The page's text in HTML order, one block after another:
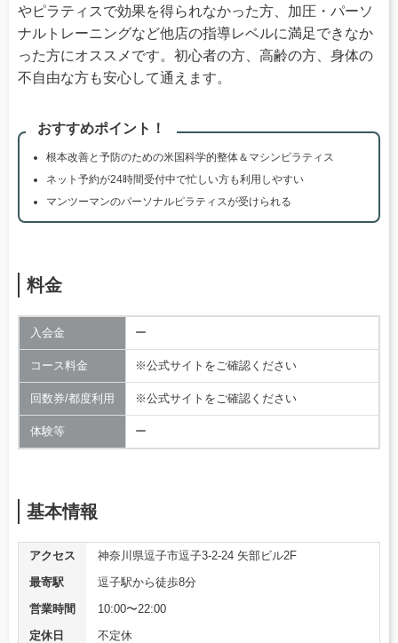
やピラティスで効果を得られなかった方、加圧・パーソ
ナルトレーニングなど他店の指導レベルに満足できなか
った方にオススメです。初心者の方、高齢の方、身体の
不自由な方も安心して通えます。
おすすめポイント！
根本改善と予防のための米国科学的整体＆マシンピラティス
ネット予約が24時間受付中で忙しい方も利用しやすい
マンツーマンのパーソナルピラティスが受けられる
料金
入会金 ー
コース料金 ※公式サイトをご確認ください
回数券/都度利用 ※公式サイトをご確認ください
体験等 ー
基本情報
アクセス
神奈川県逗子市逗子3-2-24 矢部ビル2F
最寄駅
逗子駅から徒歩8分
営業時間
10:00〜22:00
定休日
不定休